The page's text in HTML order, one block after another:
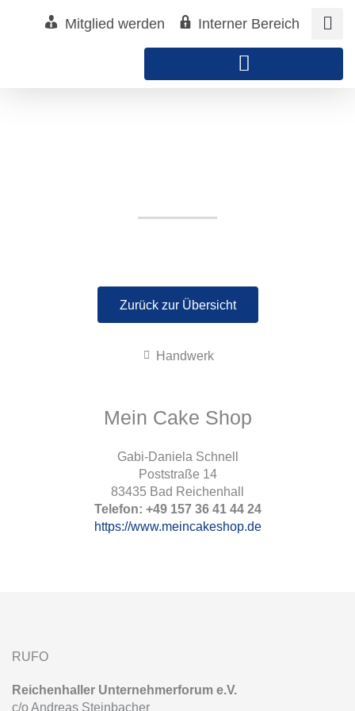
Mitglied werden Interner Bereich
Zurück zur Übersicht
Handwerk
Mein Cake Shop
Gabi-Daniela Schnell
Poststraße 14
83435 Bad Reichenhall
Telefon: +49 157 36 41 44 24
https://www.meincakeshop.de
RUFO
Reichenhaller Unternehmerforum e.V.
c/o Andreas Steinbacher